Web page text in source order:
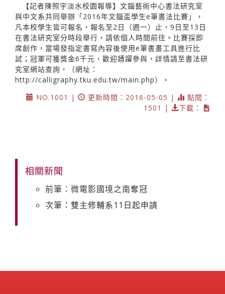
【記者陳照宇淡水校園報導】文錙藝術中心書法研究室
與中文系共同舉辦「2016年文錙盃學生e筆書法比賽」，
凡本校學生皆可報名，報名至2日（週一）止，9日至13日
在書法研究室分時段舉行，請依個人時間前往。比賽採即
席創作，當場發指定書寫內容後使用e筆書畫工具進行比
試；冠軍可獲獎金6千元，歡迎踴躍參與，詳情請至書法研
究室網站查詢，（網址：
http://calligraphy.tku.edu.tw/main.php）。
NO.1001 |
更新時間：2016-05-05 |
點閱：
1501 |
下載：
相關新聞
前筆：微電影國境之南奪冠
次筆：雙主修輔系11日起申請